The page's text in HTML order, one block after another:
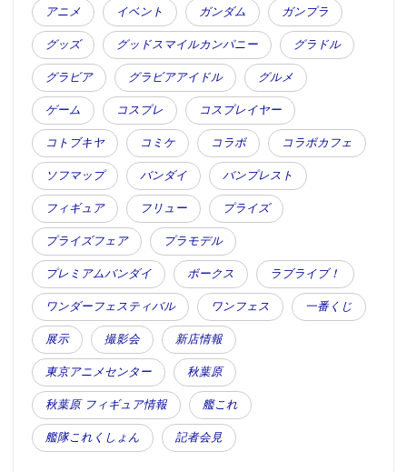
アニメ イベント ガンダム ガンプラ
グッズ グッドスマイルカンパニー グラドル
グラビア グラビアアイドル グルメ
ゲーム コスプレ コスプレイヤー
コトブキヤ コミケ コラボ コラボカフェ
ソフマップ バンダイ バンプレスト
フィギュア フリュー プライズ
プライズフェア プラモデル
プレミアムバンダイ ボークス ラブライブ！
ワンダーフェスティバル ワンフェス 一番くじ
展示 撮影会 新店情報
東京アニメセンター 秋葉原
秋葉原 フィギュア情報 艦これ
艦隊これくしょん 記者会見